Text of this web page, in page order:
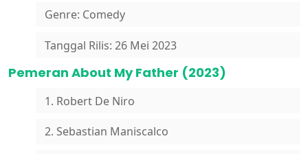
Genre: Comedy
Tanggal Rilis: 26 Mei 2023
Pemeran About My Father (2023)
1. Robert De Niro
2. Sebastian Maniscalco